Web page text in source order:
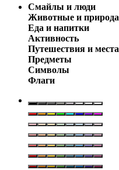
Смайлы и люди
Животные и природа
Еда и напитки
Активность
Путешествия и места
Предметы
Символы
Флаги